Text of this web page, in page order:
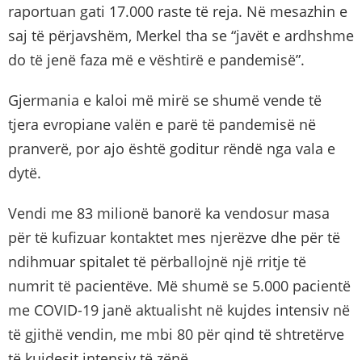
raportuan gati 17.000 raste të reja. Në mesazhin e
saj të përjavshëm, Merkel tha se “javët e ardhshme
do të jenë faza më e vështirë e pandemisë”.
Gjermania e kaloi më mirë se shumë vende të
tjera evropiane valën e parë të pandemisë në
pranverë, por ajo është goditur rëndë nga vala e
dytë.
Vendi me 83 milionë banorë ka vendosur masa
për të kufizuar kontaktet mes njerëzve dhe për të
ndihmuar spitalet të përballojnë një rritje të
numrit të pacientëve. Më shumë se 5.000 pacientë
me COVID-19 janë aktualisht në kujdes intensiv në
të gjithë vendin, me mbi 80 për qind të shtretërve